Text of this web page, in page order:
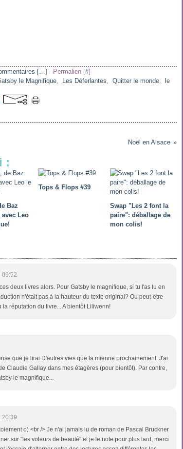
[…] - Permalien [#]
le Magnifique, Les Déferlantes, Quitter le monde,
le
Noël en Alsace
:
Baz
Leo
Tops & Flops #39
Swap "Les 2 font la
paire": déballage de
mon colis!
09:52
deux livres alors. Pour Gatsby le magnifique, si tu l'as lu en
n'était pas à la hauteur du texte original? Ou peut-être
la réputation du livre... A bientôt Liliwenn!
que je lirai D'autres vies que la mienne prochainement. J'ai
Claudie Gallay dans mes étagères (pour bientôt). Par contre,
le magnifique...
20:39
o) <br /> Je n'ai jamais lu de roman de Pascal Bruckner
sur "les voleurs de beauté" et je le note pour plus tard, merci